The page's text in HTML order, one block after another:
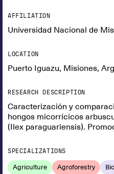
AFFILIATION
Universidad Nacional de
LOCATION
Puerto Iguazu, Misiones,
RESEARCH DESCRIPTION
Caracterización y
hongos micorrícicos
(Ilex paraguariensis).
SPECIALIZATIONS
Agriculture Agroforestry